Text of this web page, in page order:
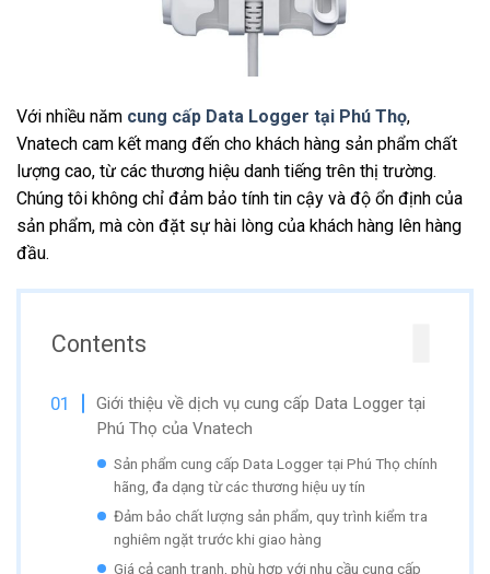
Với nhiều năm cung cấp Data Logger tại Phú Thọ,
Vnatech cam kết mang đến cho khách hàng sản phẩm chất
lượng cao, từ các thương hiệu danh tiếng trên thị trường.
Chúng tôi không chỉ đảm bảo tính tin cậy và độ ổn định của
sản phẩm, mà còn đặt sự hài lòng của khách hàng lên hàng
đầu.
Contents
Giới thiệu về dịch vụ cung cấp Data Logger tại
Phú Thọ của Vnatech
Sản phẩm cung cấp Data Logger tại Phú Thọ chính
hãng, đa dạng từ các thương hiệu uy tín
Đảm bảo chất lượng sản phẩm, quy trình kiểm tra
nghiêm ngặt trước khi giao hàng
Giá cả cạnh tranh, phù hợp với nhu cầu cung cấp